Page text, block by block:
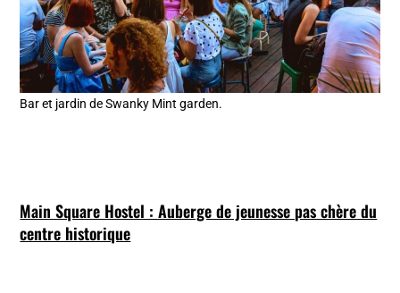
Bar et jardin de Swanky Mint garden.
Main Square Hostel : Auberge de jeunesse pas chère du
centre historique